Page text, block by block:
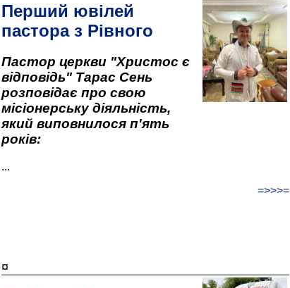
Перший ювілей
пастора з Рівного
Пастор церкви "Христос є
відповідь" Тарас Сень
розповідає про свою
місіонерську діяльність,
який виповнилося п'ять
років:
...
=>>>=
¤